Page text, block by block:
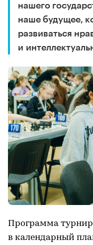
нашего
наше будущее,
развиваться
и
Программа
в календарный